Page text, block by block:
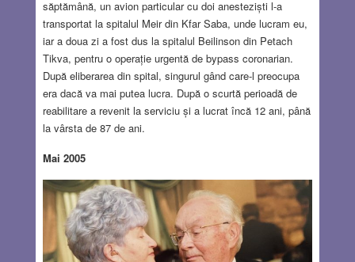
săptămână, un avion particular cu doi anesteziști l-a
transportat la spitalul Meir din Kfar Saba, unde lucram eu,
iar a doua zi a fost dus la spitalul Beilinson din Petach
Tikva, pentru o operație urgentă de bypass coronarian.
După eliberarea din spital, singurul gând care-l preocupa
era dacă va mai putea lucra. După o scurtă perioadă de
reabilitare a revenit la serviciu și a lucrat încă 12 ani, până
la vârsta de 87 de ani.
Mai 2005